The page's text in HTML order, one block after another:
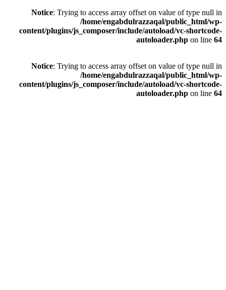
Notice: Trying to access array offset on value of type null in
/home/engabdulrazzaqal/public_html/wp-
content/plugins/js_composer/include/autoload/vc-shortcode-
autoloader.php on line 64
Notice: Trying to access array offset on value of type null in
/home/engabdulrazzaqal/public_html/wp-
content/plugins/js_composer/include/autoload/vc-shortcode-
autoloader.php on line 64